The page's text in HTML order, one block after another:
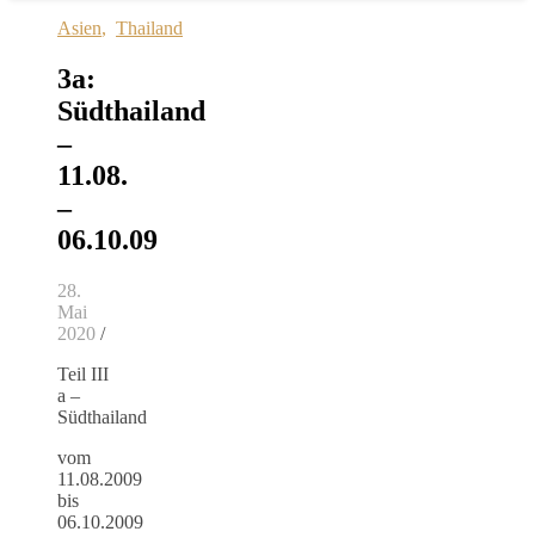
Asien, Thailand
3a:
Südthailand
–
11.08.
–
06.10.09
28.
Mai
2020 /
Teil III
a –
Südthailand
vom
11.08.2009
bis
06.10.2009